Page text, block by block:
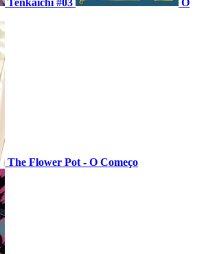
Tenkaichi #03
O
The Flower Pot - O Começo